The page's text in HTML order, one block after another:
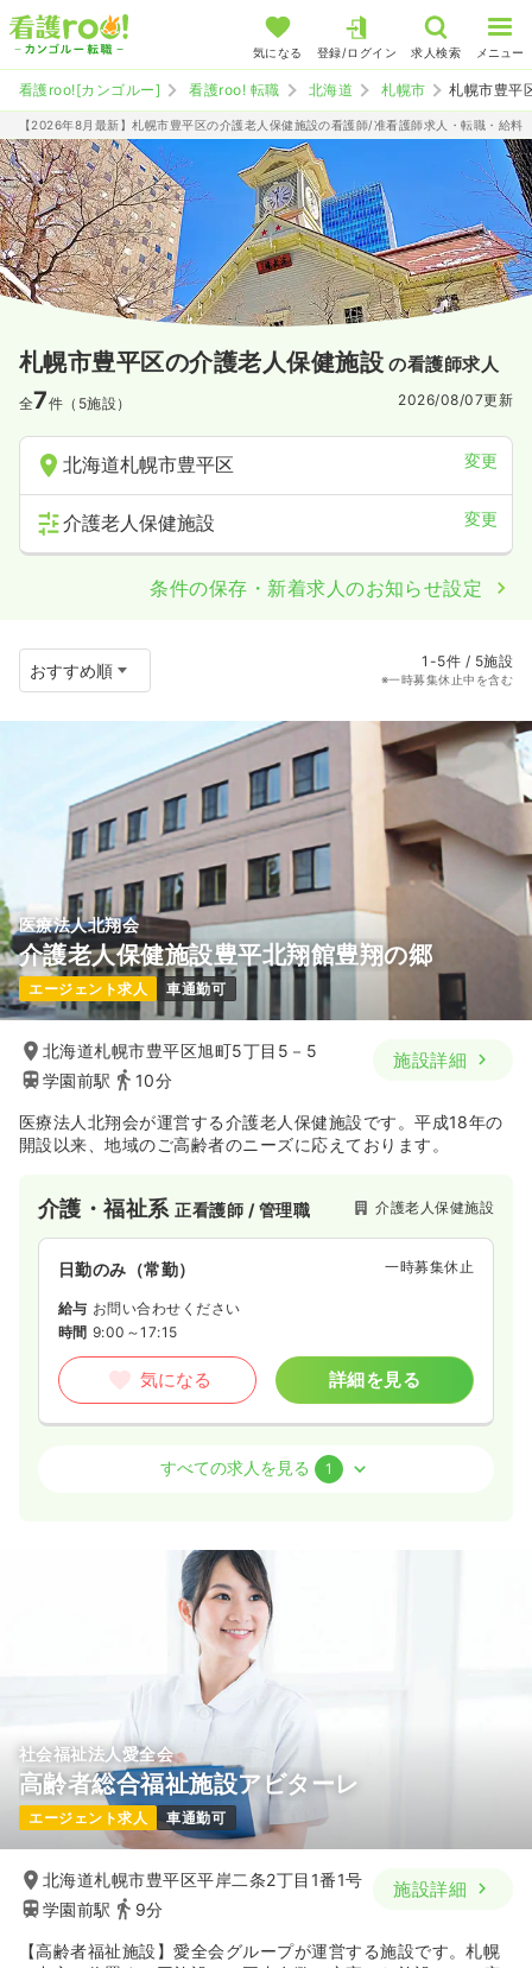
気になる 登録/ログイン 求人検索 メニュー
看護roo![カンゴルー] 看護roo! 転職 北海道 札幌市 札幌市豊平
【2026年8月最新】札幌市豊平区の介護老人保健施設の看護師/准看護師求人・転職・給料
札幌市豊平区の介護老人保健施設 の看護師求人
全7件（5施設） 2026/08/07更新
北海道札幌市豊平区 変更
介護老人保健施設 変更
条件の保存・新着求人のお知らせ設定
1-5件 / 5施設
※一時募集休止中を含む
医療法人北翔会
介護老人保健施設豊平北翔館豊翔の郷
エージェント求人 車通勤可
北海道札幌市豊平区旭町5丁目5－5
学園前駅
10分
施設詳細
医療法人北翔会が運営する介護老人保健施設です。平成18年の
開設以来、地域のご高齢者のニーズに応えております。
介護・福祉系正看護師 / 管理職 介護老人保健施設
日勤のみ（常勤） 一時募集休止
給与 お問い合わせください
時間 9:00～17:15
気になる 詳細を見る
介護・福祉系正・准看護師
25.7〜31.7万円/月 賞与3回
9:00～17:15（休憩45分）
月給31万円以上可
気になる
すべての求人を見る 1
社会福祉法人愛全会
高齢者総合福祉施設アビターレ
エージェント求人 車通勤可
北海道札幌市豊平区平岸二条2丁目1番1号
学園前駅
9分
施設詳細
【高齢者福祉施設】愛全会グループが運営する施設です。札幌